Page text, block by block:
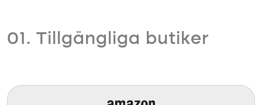
01. Tillgängliga butiker